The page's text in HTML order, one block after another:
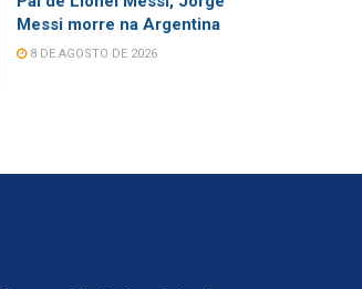
Messi morre na Argentina
8 DE AGOSTO DE 2026